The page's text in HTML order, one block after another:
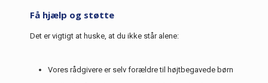
Få hjælp og støtte
Det er vigtigt at huske, at du ikke står alene:
Vores rådgivere er selv forældre til højtbegavede børn